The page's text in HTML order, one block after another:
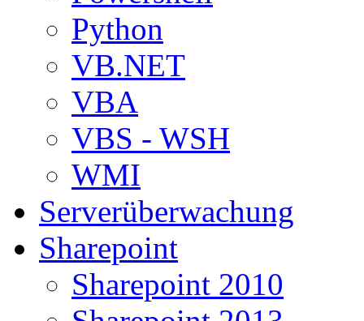
Python
VB.NET
VBA
VBS - WSH
WMI
Serverüberwachung
Sharepoint
Sharepoint 2010